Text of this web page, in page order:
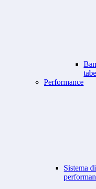
Performance
Sistema